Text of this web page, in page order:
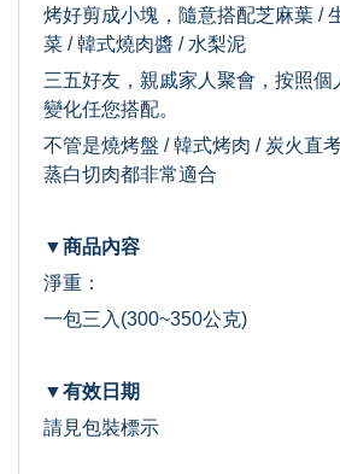
烤好剪成小塊，隨意搭配芝麻葉 /
菜 / 韓式燒肉醬 / 水梨泥
三五好友，親戚家人聚會，按照個
變化任您搭配。
不管是燒烤盤 / 韓式烤肉 / 炭火直
蒸白切肉都非常適合
▼商品內容
淨重：
一包三入(300~350公克)
▼有效日期
請見包裝標示